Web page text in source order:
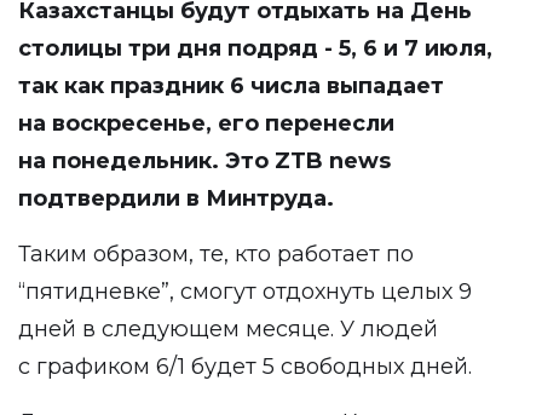
Казахстанцы будут отдыхать на День
столицы три дня подряд - 5, 6 и 7 июля,
так как праздник 6 числа выпадает
на воскресенье, его перенесли
на понедельник. Это ZTB news
подтвердили в Минтруда.
Таким образом, те, кто работает по
“пятидневке”, смогут отдохнуть целых 9
дней в следующем месяце. У людей
с графиком 6/1 будет 5 свободных дней.